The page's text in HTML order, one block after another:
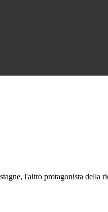
l'altro protagonista